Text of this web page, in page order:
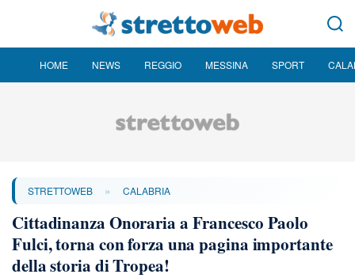
HOME NEWS REGGIO MESSINA SPORT
STRETTOWEB » CALABRIA
Cittadinanza Onoraria a Francesco Paolo
Fulci, torna con forza una pagina importante
della storia di Tropea!